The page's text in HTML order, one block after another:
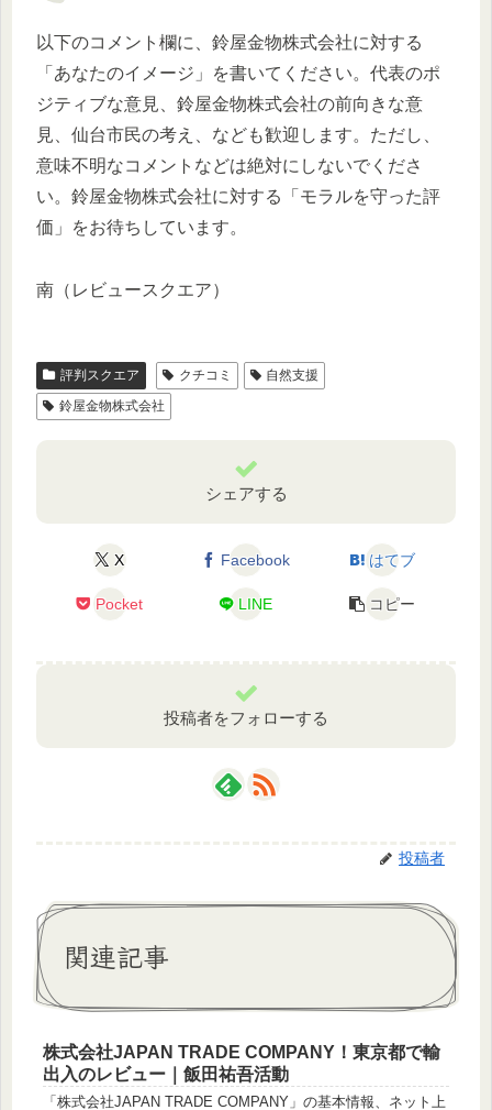
以下のコメント欄に、鈴屋金物株式会社に対する
「あなたのイメージ」を書いてください。代表のポ
ジティブな意見、鈴屋金物株式会社の前向きな意
見、仙台市民の考え、なども歓迎します。ただし、
意味不明なコメントなどは絶対にしないでくださ
い。鈴屋金物株式会社に対する「モラルを守った評
価」をお待ちしています。
南（レビュースクエア）
評判スクエア クチコミ
自然支援
鈴屋金物株式会社
シェアする
X Facebook はてブ
Pocket LINE コピー
投稿者をフォローする
投稿者
関連記事
株式会社JAPAN TRADE COMPANY！東京都で輸
出入のレビュー｜飯田祐吾活動
「株式会社JAPAN TRADE COMPANY」の基本情報、ネット上